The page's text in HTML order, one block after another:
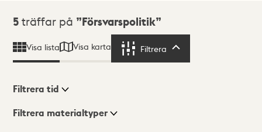
Sökresultat
5 träffar på Försvarspolitik
Visa lista Visa karta Filtrera
Visningsläge
Filtrera tid
Filtrera materialtyper